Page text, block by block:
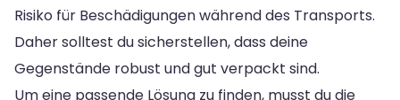
Risiko für Beschädigungen während des Transports.
Daher solltest du sicherstellen, dass deine
Gegenstände robust und gut verpackt sind.
Um eine passende Lösung zu finden, musst du die